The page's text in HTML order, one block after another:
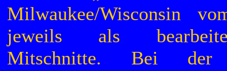
Milwaukee/Wisconsin
jeweils als
Mitschnitte. Bei der